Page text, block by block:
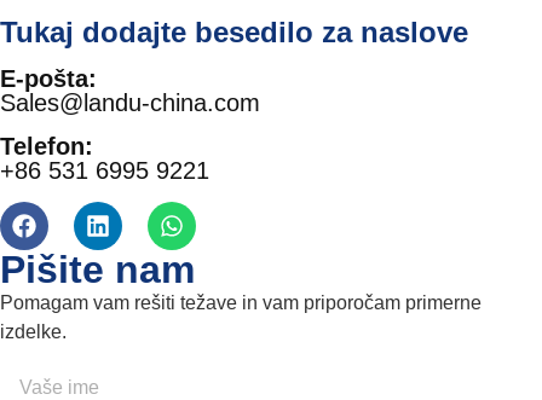
Tukaj dodajte besedilo za naslove
E-pošta:
Sales@landu-china.com
Telefon:
+86 531 6995 9221
Pišite nam
Pomagam vam rešiti težave in vam priporočam primerne
izdelke.